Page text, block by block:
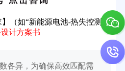
】（如“新能源电池-热失控测
计方案书
各异，为确保高效匹配需